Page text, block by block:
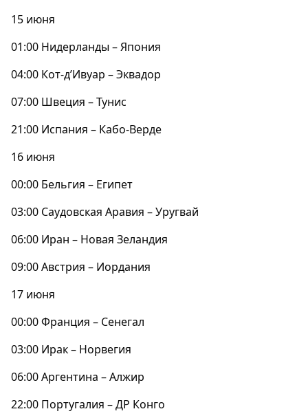
15 июня
01:00 Нидерланды – Япония
04:00 Кот-д’Ивуар – Эквадор
07:00 Швеция – Тунис
21:00 Испания – Кабо-Верде
16 июня
00:00 Бельгия – Египет
03:00 Саудовская Аравия – Уругвай
06:00 Иран – Новая Зеландия
09:00 Австрия – Иордания
17 июня
00:00 Франция – Сенегал
03:00 Ирак – Норвегия
06:00 Аргентина – Алжир
22:00 Португалия – ДР Конго